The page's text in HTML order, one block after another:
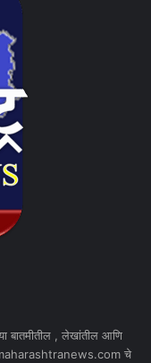
बातमीतील , लेखांतील आणि
चे